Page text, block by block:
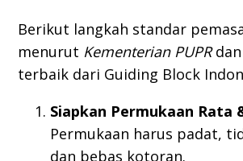
Berikut langkah standar
menurut Kementerian PUPR
terbaik dari Guiding Block
Siapkan Permukaan Rata
Permukaan harus padat,
dan bebas kotoran.